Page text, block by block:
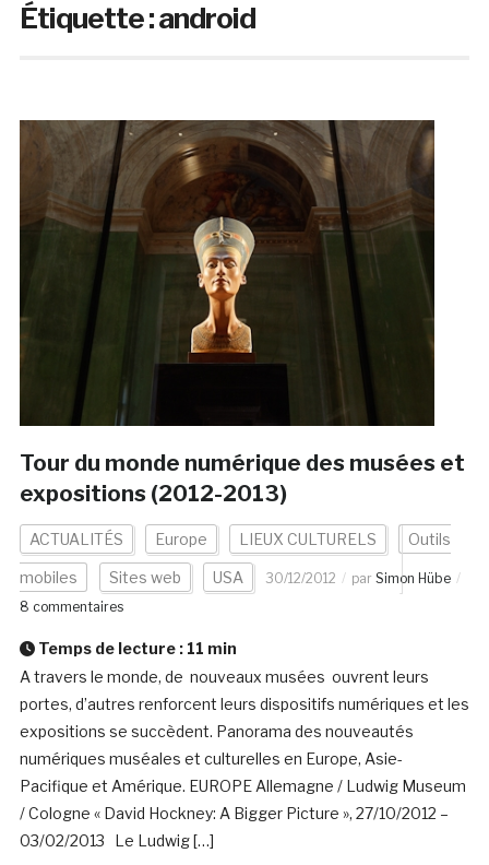
Étiquette :android
Tour du monde numérique des musées et
expositions (2012-2013)
ACTUALITÉS Europe LIEUX CULTURELS Outils
mobiles Sites web USA 30/12/2012 par Simon Hübe
8 commentaires
Temps de lecture : 11 min
A travers le monde, de nouveaux musées ouvrent leurs
portes, d’autres renforcent leurs dispositifs numériques et les
expositions se succèdent. Panorama des nouveautés
numériques muséales et culturelles en Europe, Asie-
Pacifique et Amérique. EUROPE Allemagne / Ludwig Museum
/ Cologne « David Hockney: A Bigger Picture », 27/10/2012 –
03/02/2013 Le Ludwig […]